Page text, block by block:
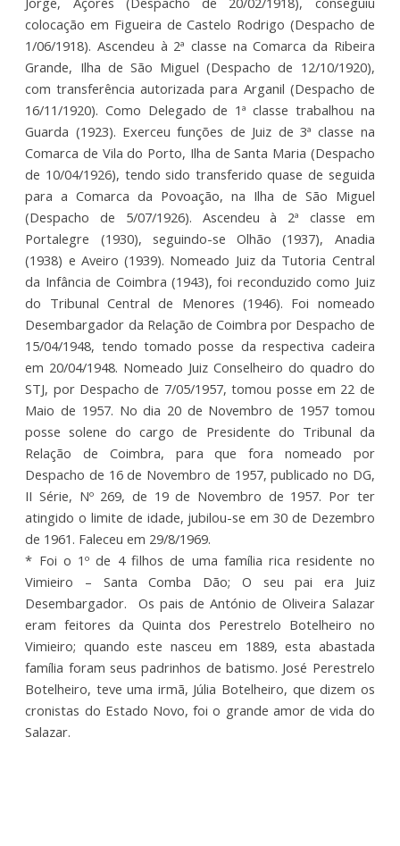
colocação em Figueira de Castelo Rodrigo (Despacho de
1/06/1918). Ascendeu à 2ª classe na Comarca da Ribeira
Grande, Ilha de São Miguel (Despacho de 12/10/1920),
com transferência autorizada para Arganil (Despacho de
16/11/1920). Como Delegado de 1ª classe trabalhou na
Guarda (1923). Exerceu funções de Juiz de 3ª classe na
Comarca de Vila do Porto, Ilha de Santa Maria (Despacho
de 10/04/1926), tendo sido transferido quase de seguida
para a Comarca da Povoação, na Ilha de São Miguel
(Despacho de 5/07/1926). Ascendeu à 2ª classe em
Portalegre (1930), seguindo-se Olhão (1937), Anadia
(1938) e Aveiro (1939). Nomeado Juiz da Tutoria Central
da Infância de Coimbra (1943), foi reconduzido como Juiz
do Tribunal Central de Menores (1946). Foi nomeado
Desembargador da Relação de Coimbra por Despacho de
15/04/1948, tendo tomado posse da respectiva cadeira
em 20/04/1948. Nomeado Juiz Conselheiro do quadro do
STJ, por Despacho de 7/05/1957, tomou posse em 22 de
Maio de 1957. No dia 20 de Novembro de 1957 tomou
posse solene do cargo de Presidente do Tribunal da
Relação de Coimbra, para que fora nomeado por
Despacho de 16 de Novembro de 1957, publicado no DG,
II Série, Nº 269, de 19 de Novembro de 1957. Por ter
atingido o limite de idade, jubilou-se em 30 de Dezembro
de 1961. Faleceu em 29/8/1969.
* Foi o 1º de 4 filhos de uma família rica residente no
Vimieiro – Santa Comba Dão; O seu pai era Juiz
Desembargador. Os pais de António de Oliveira Salazar
eram feitores da Quinta dos Perestrelo Botelheiro no
Vimieiro; quando este nasceu em 1889, esta abastada
família foram seus padrinhos de batismo. José Perestrelo
Botelheiro, teve uma irmã, Júlia Botelheiro, que dizem os
cronistas do Estado Novo, foi o grande amor de vida do
Salazar.